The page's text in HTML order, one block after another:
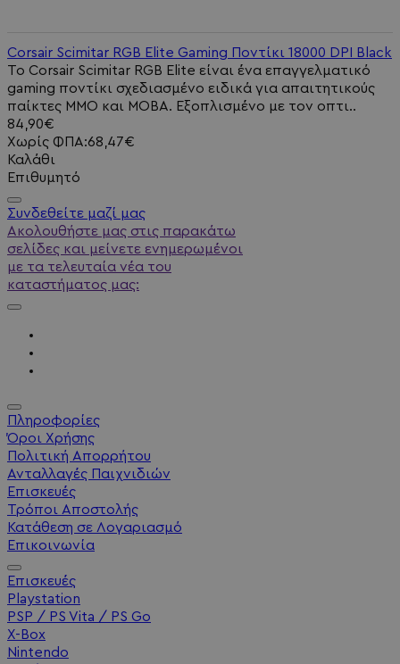
Corsair Scimitar RGB Elite Gaming Ποντίκι 18000 DPI Black
Το Corsair Scimitar RGB Elite είναι ένα επαγγελματικό
gaming ποντίκι σχεδιασμένο ειδικά για απαιτητικούς
παίκτες MMO και MOBA. Εξοπλισμένο με τον οπτι..
84,90€
Χωρίς ΦΠΑ:68,47€
Καλάθι
Επιθυμητό
Συνδεθείτε μαζί μας
Ακολουθήστε μας στις παρακάτω
σελίδες και μείνετε ενημερωμένοι
με τα τελευταία νέα του
καταστήματος μας:
Πληροφορίες
Όροι Χρήσης
Πολιτική Απορρήτου
Ανταλλαγές Παιχνιδιών
Επισκευές
Τρόποι Αποστολής
Κατάθεση σε Λογαριασμό
Επικοινωνία
Επισκευές
Playstation
PSP / PS Vita / PS Go
X-Box
Nintendo